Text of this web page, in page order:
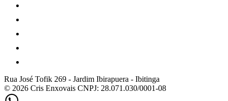
Rua José Tofik 269 - Jardim Ibirapuera - Ibitinga
© 2026 Cris Enxovais CNPJ: 28.071.030/0001-08